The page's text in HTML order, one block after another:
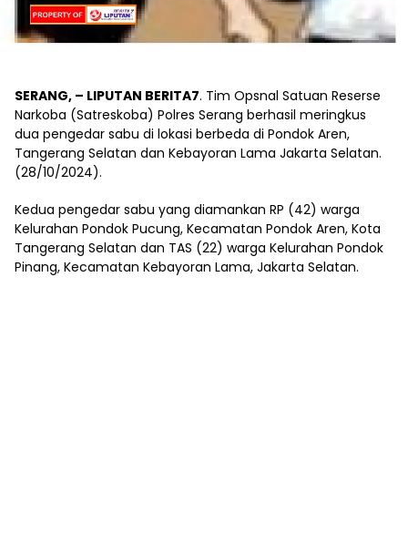
SERANG, – LIPUTAN BERITA7. Tim Opsnal Satuan Reserse
Narkoba (Satreskoba) Polres Serang berhasil meringkus
dua pengedar sabu di lokasi berbeda di Pondok Aren,
Tangerang Selatan dan Kebayoran Lama Jakarta Selatan.
(28/10/2024).
Kedua pengedar sabu yang diamankan RP (42) warga
Kelurahan Pondok Pucung, Kecamatan Pondok Aren, Kota
Tangerang Selatan dan TAS (22) warga Kelurahan Pondok
Pinang, Kecamatan Kebayoran Lama, Jakarta Selatan.